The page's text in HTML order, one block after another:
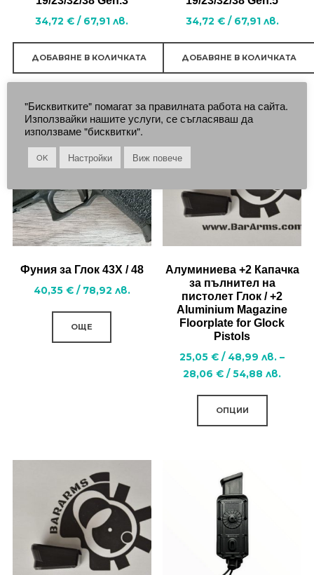
34,72€ / 67,91лв.
ДОБАВЯНЕ В КОЛИЧКАТА
34,72 € / 67,91 лв.
ДОБАВЯНЕ В КОЛИЧКАТА
Фуния за Глок 43X / 48
40,35 € / 78,92 лв.
ОЩЕ
Алуминиева +2 Капачка
за пълнител на
пистолет Глок / +2
Aluminium Magazine
Floorplate for Glock
Pistols
25,05€ / 48,99лв. –
28,06€ /54,88лв.
ОПЦИИ
This
"Бисквитките" помагат за правилната работа на сайта.
Използвайки нашите услуги, се съгласяваш да
използваме "бисквитки".
OK Настройки Виж повече